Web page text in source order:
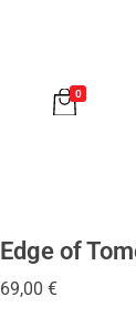
0
Edge of
69,00€